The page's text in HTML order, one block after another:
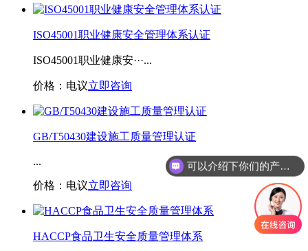
ISO45001职业健康安全管理体系认证
ISO45001职业健康安···...
价格：电议立即咨询
GB/T50430建设施工质量管理认证
...
价格：电议立即咨询
HACCP食品卫生安全质量管理体系
可以介绍下你们的产品么